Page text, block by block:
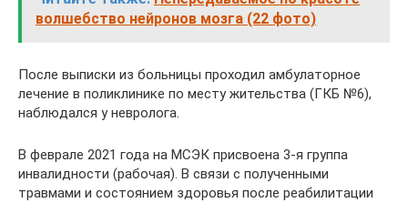
волшебство нейронов мозга (22 фото)
После выписки из больницы проходил амбулаторное
лечение в поликлинике по месту жительства (ГКБ №6),
наблюдался у невролога.
В феврале 2021 года на МСЭК присвоена 3-я группа
инвалидности (рабочая). В связи с полученными
травмами и состоянием здоровья после реабилитации